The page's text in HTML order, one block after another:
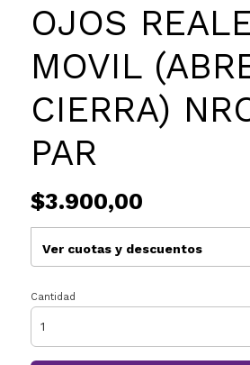
OJOS
MOVIL
CIERRA)
PAR
$3.900,00
Ver cuotas y descuentos
Cantidad